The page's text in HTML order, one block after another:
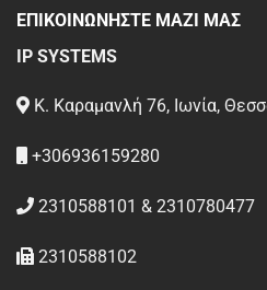
ΕΠΙΚΟΙΝΩΝΗΣΤΕ ΜΑΖΙ ΜΑΣ
IP SYSTEMS
Κ. Καραμανλή 76, Ιωνία,
+306936159280
2310588101 & 2310780477
2310588102